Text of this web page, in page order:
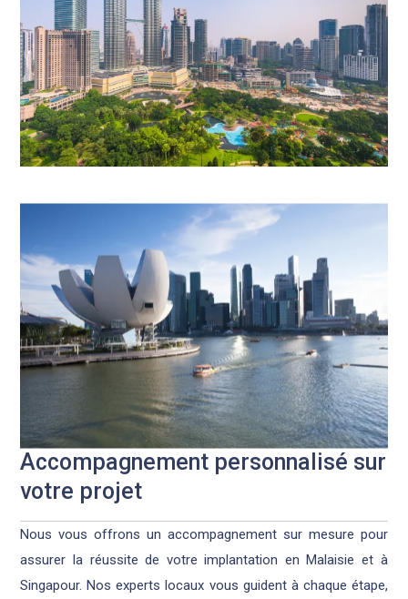
Accompagnement personnalisé sur
votre projet
Nous vous offrons un accompagnement sur mesure pour
assurer la réussite de votre implantation en Malaisie et à
Singapour. Nos experts locaux vous guident à chaque étape,